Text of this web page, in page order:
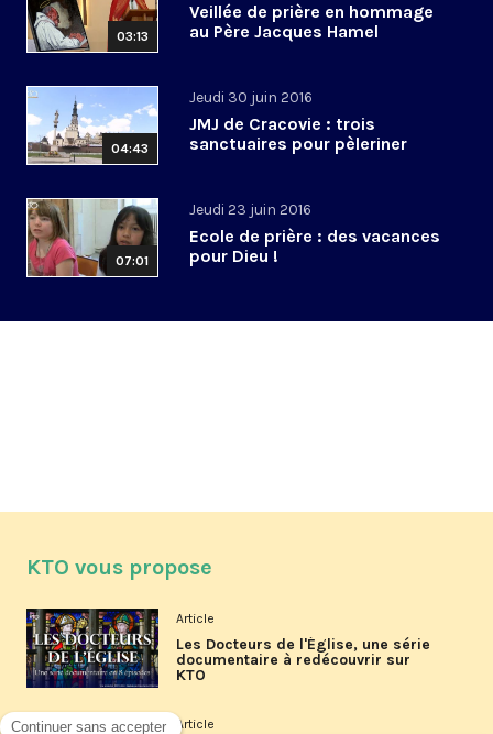
03:13
Veillée de prière en hommage
au Père Jacques Hamel
04:43
Jeudi 30 juin 2016
JMJ de Cracovie : trois
sanctuaires pour pèleriner
07:01
Jeudi 23 juin 2016
Ecole de prière : des vacances
pour Dieu !
KTO vous propose
Article
Les Docteurs de l'Église, une série
documentaire à redécouvrir sur
KTO
Article